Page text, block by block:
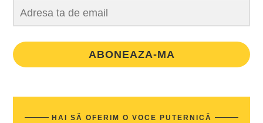
ABONEAZA-MA
HAI SĂ OFERIM O VOCE PUTERNICĂ